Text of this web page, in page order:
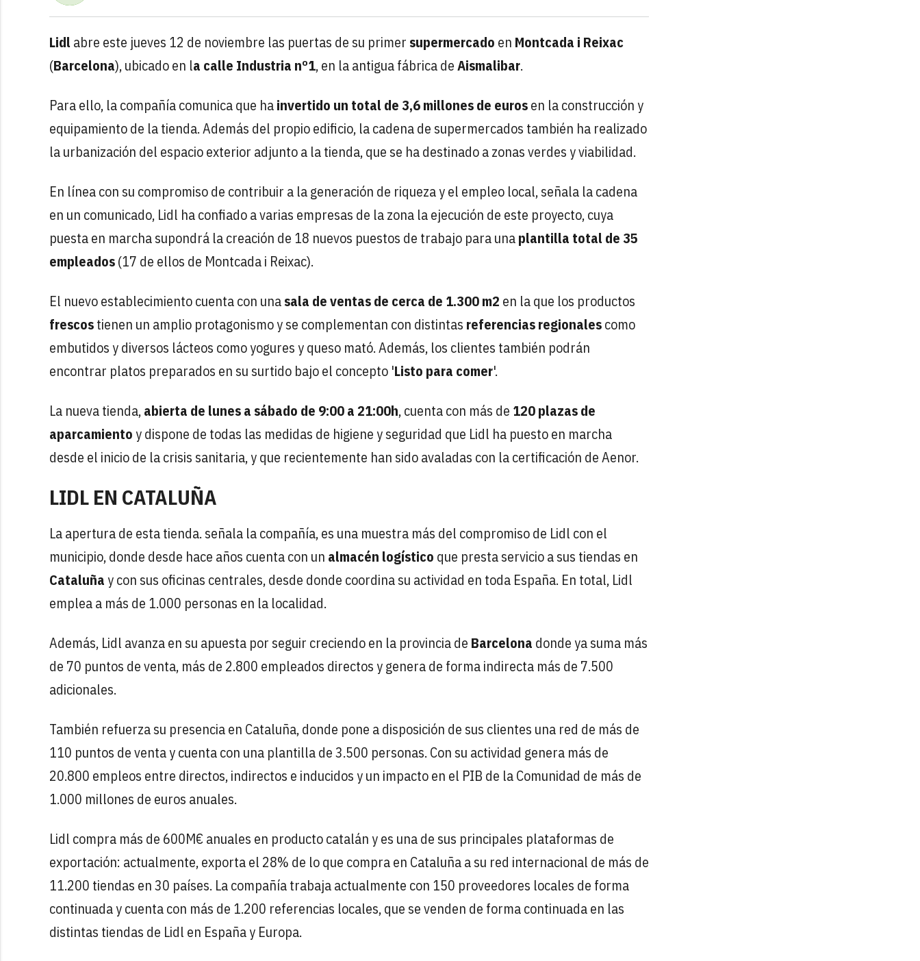
Lidlabre este jueves 12 de noviembre las puertas de su primer supermercado en Montcada i Reixac
(Barcelona), ubicado en la calle Industria nº1, en la antigua fábrica deAismalibar.
Para ello, la compañía comunica que hainvertido un total de 3,6 millones de eurosen la construcción y
equipamiento de la tienda. Además del propio edificio, la cadena de supermercados también ha realizado
la urbanización del espacio exterior adjunto a la tienda, que se ha destinado a zonas verdes y viabilidad.
En línea con su compromiso de contribuir a la generación de riqueza y el empleo local, señala la cadena
en un comunicado, Lidl ha confiado a varias empresas de la zona la ejecución de este proyecto, cuya
puesta en marcha supondrá la creación de 18 nuevos puestos de trabajo para unaplantilla total de 35
empleados(17 de ellos de Montcada i Reixac).
El nuevo establecimiento cuenta con unasala de ventas de cerca de 1.300 m2 en la que los productos
frescostienen un amplio protagonismo y se complementan con distintas referencias regionalescomo
embutidos y diversos lácteos como yogures y queso mató. Además, los clientes también podrán
encontrar platos preparados en su surtido bajo el concepto 'Listo para comer'.
La nueva tienda,abierta de lunes a sábado de 9:00 a 21:00h, cuenta con más de 120 plazas de
aparcamientoy dispone de todas las medidas de higiene y seguridad que Lidl ha puesto en marcha
desde el inicio de la crisis sanitaria, y que recientemente han sido avaladas con la certificación de Aenor.
LIDL EN CATALUÑA
La apertura de esta tienda. señala la compañía, es una muestra más del compromiso de Lidl con el
municipio, donde desde hace años cuenta con un almacén logístico que presta servicio a sus tiendas en
Cataluñay con sus oficinas centrales, desde donde coordina su actividad en toda España. En total, Lidl
emplea a más de 1.000 personas en la localidad.
Además, Lidl avanza en su apuesta por seguir creciendo en la provincia de Barcelona donde ya suma más
de 70 puntos de venta, más de 2.800 empleados directos y genera de forma indirecta más de 7.500
adicionales.
También refuerza su presencia en Cataluña, donde pone a disposición de sus clientes una red de más de
110 puntos de venta y cuenta con una plantilla de 3.500 personas. Con su actividad genera más de
20.800 empleos entre directos, indirectos e inducidos y un impacto en el PIB de la Comunidad de más de
1.000 millones de euros anuales.
Lidl compra más de 600M€ anuales en producto catalán y es una de sus principales plataformas de
exportación: actualmente, exporta el 28% de lo que compra en Cataluña a su red internacional de más de
11.200 tiendas en 30 países. La compañía trabaja actualmente con 150 proveedores locales de forma
continuada y cuenta con más de 1.200 referencias locales, que se venden de forma continuada en las
distintas tiendas de Lidl en España y Europa.